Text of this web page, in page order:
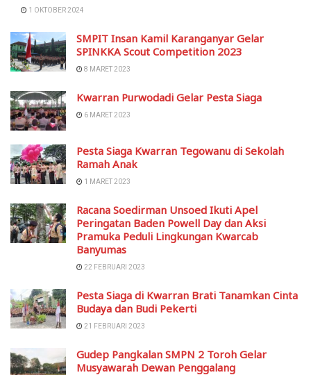
1 OKTOBER 2024
SMPIT Insan Kamil Karanganyar Gelar
SPINKKA Scout Competition 2023
8 MARET 2023
Kwarran Purwodadi Gelar Pesta Siaga
6 MARET 2023
Pesta Siaga Kwarran Tegowanu di Sekolah
Ramah Anak
1 MARET 2023
Racana Soedirman Unsoed Ikuti Apel
Peringatan Baden Powell Day dan Aksi
Pramuka Peduli Lingkungan Kwarcab
Banyumas
22 FEBRUARI 2023
Pesta Siaga di Kwarran Brati Tanamkan Cinta
Budaya dan Budi Pekerti
21 FEBRUARI 2023
Gudep Pangkalan SMPN 2 Toroh Gelar
Musyawarah Dewan Penggalang